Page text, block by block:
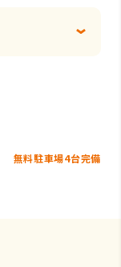
無料駐車場4台完備